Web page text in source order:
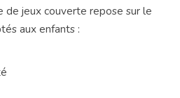
de jeux couverte repose sur le
aux enfants :